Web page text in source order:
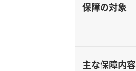
保障の対象
主な保障内容